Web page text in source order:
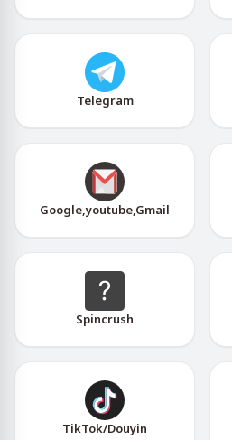
Telegram
Google,youtube,Gmail
Spincrush
TikTok/Douyin